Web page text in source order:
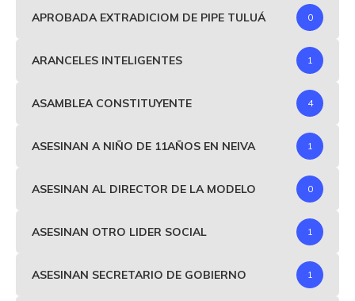
APROBADA EXTRADICIOM DE PIPE TULUÁ 0
ARANCELES INTELIGENTES 1
ASAMBLEA CONSTITUYENTE 4
ASESINAN A NIÑO DE 11AÑOS EN NEIVA 1
ASESINAN AL DIRECTOR DE LA MODELO 0
ASESINAN OTRO LIDER SOCIAL 1
ASESINAN SECRETARIO DE GOBIERNO 1